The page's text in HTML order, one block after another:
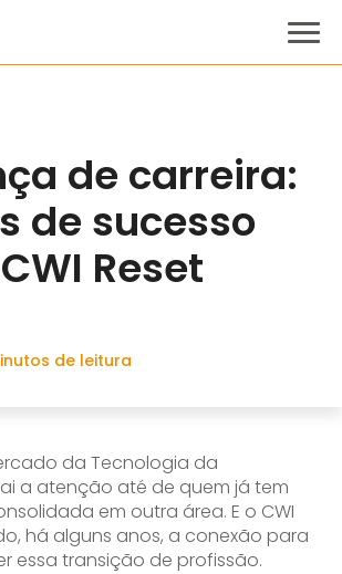
de carreira:
de sucesso
Reset
de leitura
da Tecnologia da
a atenção até de quem já tem
em outra área. E o CWI
há alguns anos, a conexão para
essa transição de profissão.